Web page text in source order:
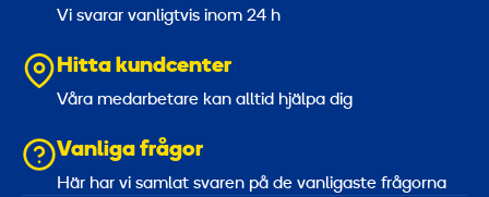
Vi svarar vanligtvis inom 24 h
Hitta kundcenter
Våra medarbetare kan alltid hjälpa dig
Vanliga frågor
Här har vi samlat svaren på de vanligaste frågorna